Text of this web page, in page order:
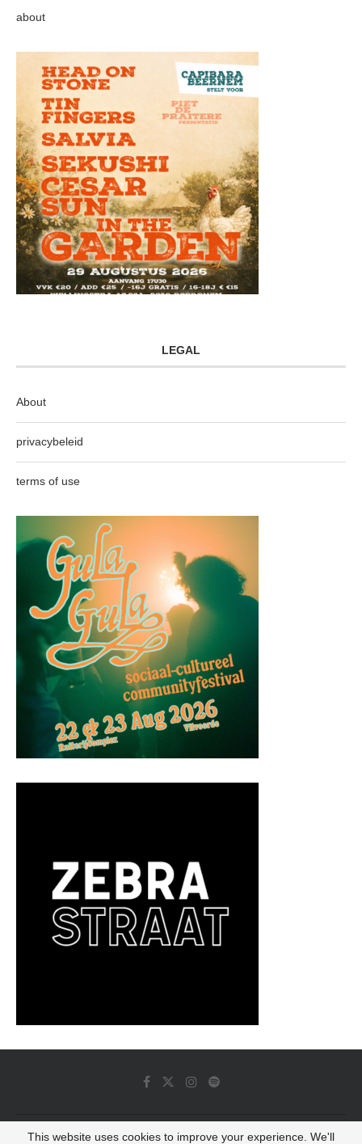
about
LEGAL
About
privacybeleid
terms of use
© 2022 - Luminous Dash All Rights Reserved
This website uses cookies to improve your experience. We'll